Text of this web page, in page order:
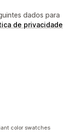
dados para
de privacidade
color swatches